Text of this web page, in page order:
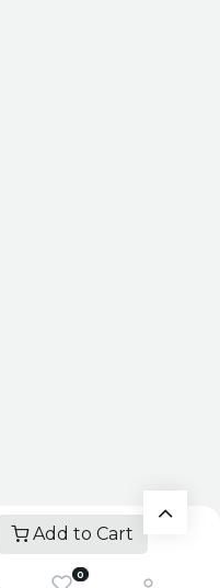
Add to Cart
0
Vertrouwelijkheid